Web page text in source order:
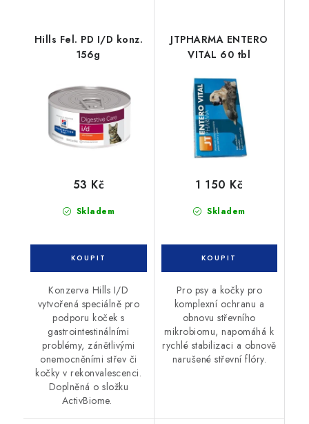
Hills Fel. PD I/D konz.
156g
Skladem
53 Kč
Konzerva Hills I/D
vytvořená speciálně pro
podporu koček s
gastrointestinálními
problémy, zánětlivými
onemocněními střev či
kočky v rekonvalescenci.
Doplněná o složku
ActivBiome.
JTPHARMA ENTERO
VITAL 60 tbl
Skladem
1 150 Kč
Pro psy a kočky pro
komplexní ochranu a
obnovu střevního
mikrobiomu, napomáhá k
rychlé stabilizaci a obnově
narušené střevní flóry.